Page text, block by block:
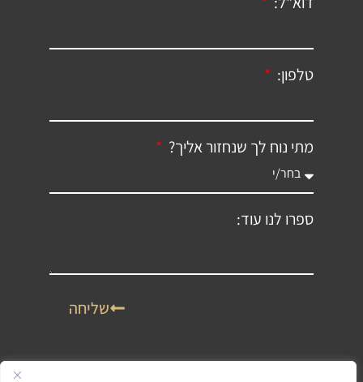
טלפון:
מתי נוח לך שנחזור אליך?
ספרו לנו עוד:
שליחה